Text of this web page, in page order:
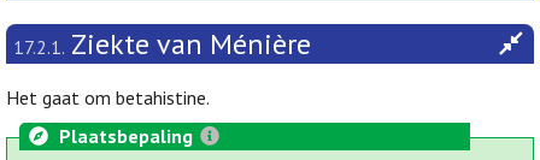
17.2.1. Ziekte van Ménière
Het gaat om betahistine.
Plaatsbepaling